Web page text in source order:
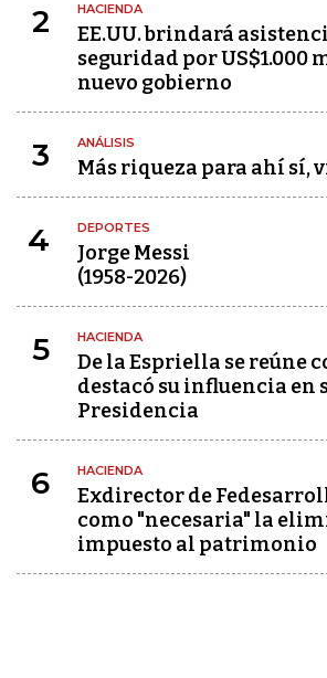
2 HACIENDA
EE.UU. brindará
seguridad por US$1.000
nuevo gobierno
3 ANÁLISIS
Más riqueza para ahí sí,
4 DEPORTES
Jorge Messi
(1958-2026)
5 HACIENDA
De la Espriella se reúne
destacó su influencia en
Presidencia
6 HACIENDA
Exdirector de
como "necesaria" la
impuesto al patrimonio